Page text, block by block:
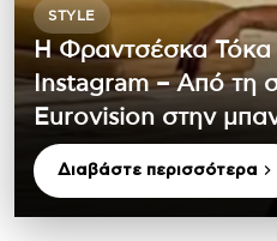
STYLE
Η Φραντσέσκα Τόκα
Instagram – Από τη
Eurovision στην
Διαβάστε περισσότερα